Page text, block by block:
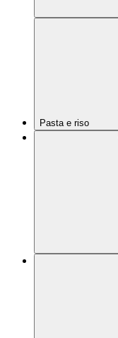
Pasta e riso